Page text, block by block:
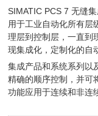
SIMATIC PCS 7 无缝
用于工业自动化所有层
理层到控制层，一直到
现集成化，定制化的自
集成产品和系统系列以
精确的顺序控制，并可
功能应用于连续和非连